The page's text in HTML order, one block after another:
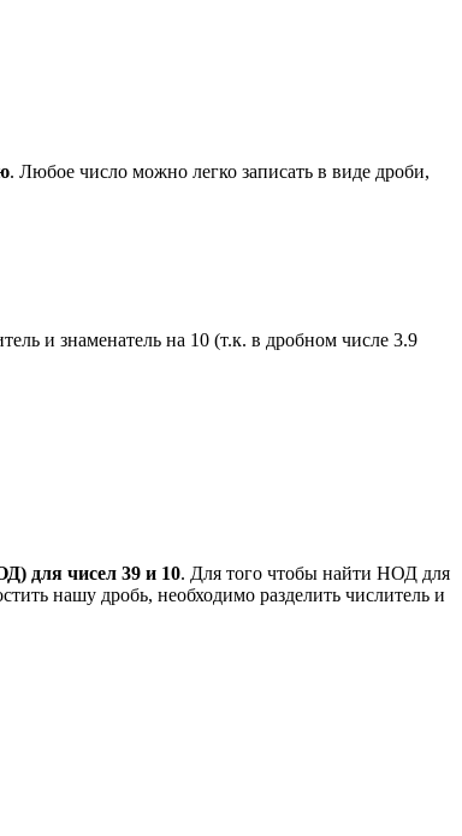
. Любое число можно легко записать в виде дроби,
и знаменатель на 10 (т.к. в дробном числе 3.9
для чисел 39 и 10. Для того чтобы найти НОД для
нашу дробь, необходимо разделить числитель и